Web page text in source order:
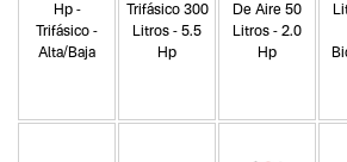
Hp -
Trifásico -
Alta/Baja
Trifásico 300
Litros - 5.5
Hp
De Aire 50
Litros - 2.0
Hp